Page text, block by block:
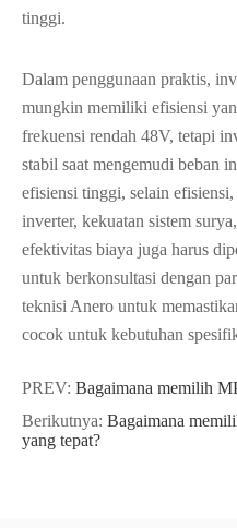
tinggi.
Dalam penggunaan praktis,
mungkin memiliki efisiensi
frekuensi rendah 48V, tetapi
stabil saat mengemudi beban
efisiensi tinggi, selain
inverter, kekuatan sistem
efektivitas biaya juga harus
untuk berkonsultasi dengan
teknisi Anero untuk
cocok untuk kebutuhan
PREV: Bagaimana memilih
Berikutnya: Bagaimana
yang tepat?